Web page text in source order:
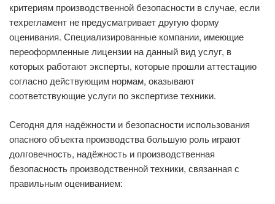
критериям производственной безопасности в случае, если
техрегламент не предусматривает другую форму
оценивания. Специализированные компании, имеющие
переоформленные лицензии на данный вид услуг, в
которых работают эксперты, которые прошли аттестацию
согласно действующим нормам, оказывают
соответствующие услуги по экспертизе техники.
Сегодня для надёжности и безопасности использования
опасного объекта производства большую роль играют
долговечность, надёжность и производственная
безопасность производственной техники, связанная с
правильным оцениванием: